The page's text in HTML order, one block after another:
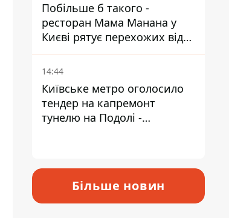
Побільше б такого -
ресторан Мама Манана у
Києві рятує перехожих від
спеки
14:44
Київське метро оголосило
тендер на капремонт
тунелю на Подолі -
Більше новин